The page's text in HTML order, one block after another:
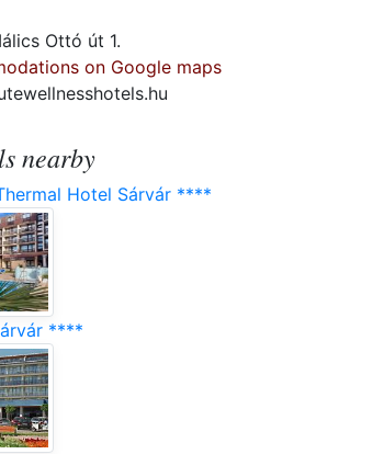
Ottó út 1.
on Google maps
nearby
Hotel Sárvár ****
****